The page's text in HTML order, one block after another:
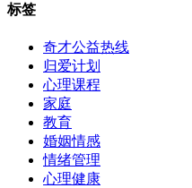
标签
奇才公益热线
归爱计划
心理课程
家庭
教育
婚姻情感
情绪管理
心理健康